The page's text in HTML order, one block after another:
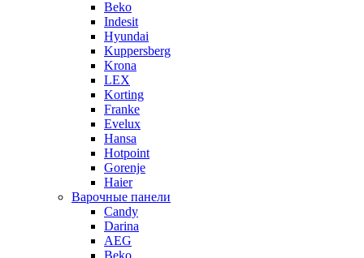
Beko
Indesit
Hyundai
Kuppersberg
Krona
LEX
Korting
Franke
Evelux
Hansa
Hotpoint
Gorenje
Haier
Варочные панели
Candy
Darina
AEG